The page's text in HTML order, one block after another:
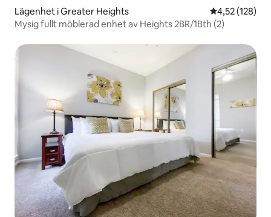
Lägenhet i Greater Heights 4,52 av 5 i
4,52 (128)
Mysig fullt möblerad enhet av Heights 2BR/1Bth (2)